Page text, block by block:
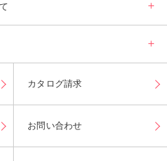
カタログ請求
お問い合わせ